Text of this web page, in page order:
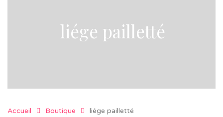
liége pailletté
Accueil Boutique liége pailletté